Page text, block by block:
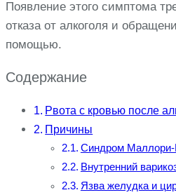
Появление этого симптома
отказа от алкоголя и
помощью.
Содержание
Рвота с кровью после
Причины
Синдром Маллори-
Внутренний
Язва желудка и